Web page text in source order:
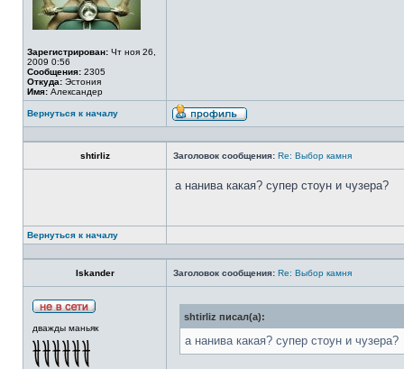
Зарегистрирован: Чт ноя 26,
2009 0:56
Сообщения: 2305
Откуда: Эстония
Имя: Александер
Вернуться к началу
shtirliz Заголовок сообщения: Re: Выбор камня
а нанива какая? супер стоун и чузера?
Вернуться к началу
Iskander Заголовок сообщения: Re: Выбор камня
дважды маньяк
shtirliz писал(а):
а нанива какая? супер стоун и чузера?